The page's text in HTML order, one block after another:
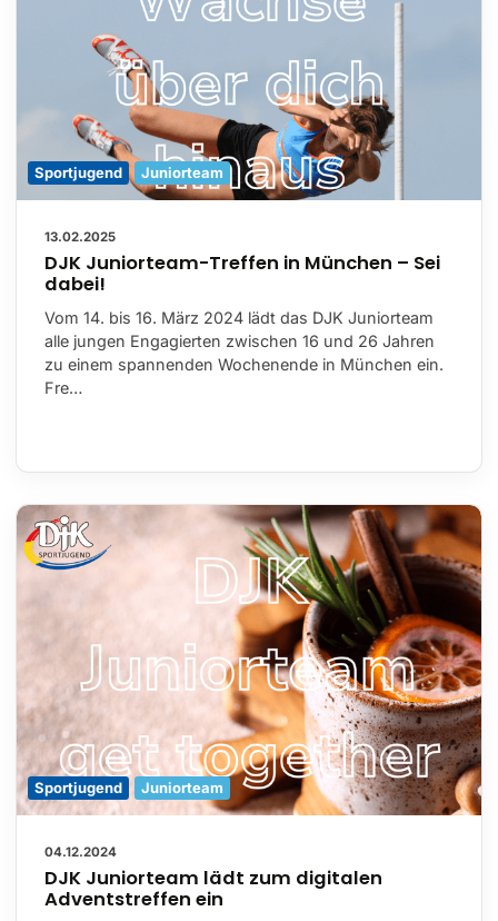
Sportjugend Juniorteam
13.02.2025
DJK Juniorteam-Treffen in München – Sei
dabei!
Vom 14. bis 16. März 2024 lädt das DJK Juniorteam
alle jungen Engagierten zwischen 16 und 26 Jahren
zu einem spannenden Wochenende in München ein.
Fre…
Sportjugend Juniorteam
04.12.2024
DJK Juniorteam lädt zum digitalen
Adventstreffen ein